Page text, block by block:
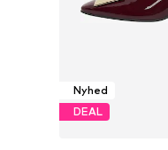
Nyhed
DEAL